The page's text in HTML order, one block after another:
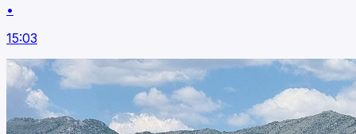
•
15:03